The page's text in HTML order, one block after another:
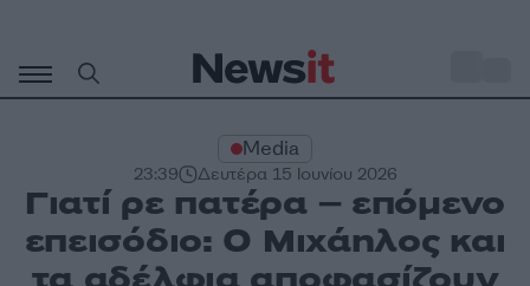
περιεχόμενο
Media
23:39 Δευτέρα 15 Ιουνίου 2026
Γιατί ρε πατέρα – επόμενο
επεισόδιο: Ο Μιχάηλος και